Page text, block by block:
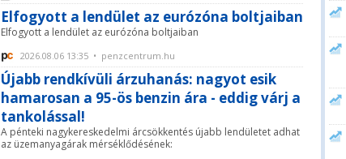
Elfogyott a lendület az eurózóna boltjaiban
Elfogyott a lendület az eurózóna boltjaiban
2026.08.06 13:35 • penzcentrum.hu
Újabb rendkívüli árzuhanás: nagyot esik
hamarosan a 95-ös benzin ára - eddig várj a
tankolással!
A pénteki nagykereskedelmi árcsökkentés újabb lendületet adhat
az üzemanyagárak mérséklődésének: